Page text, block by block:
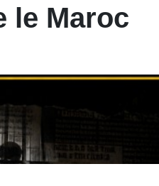
le Maroc